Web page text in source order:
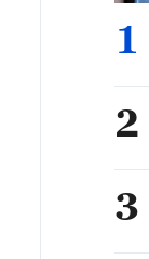
1
2
3